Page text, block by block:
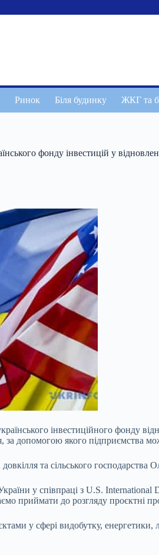
Ринок Біля будинку ЖКГ та
фонду інвестицій у
інвестиційного фонду
допомогою якого підприємства
та сільського господарства
у співпраці з U.S.
приймати до розгляду проєктні
у сфері видобутку,